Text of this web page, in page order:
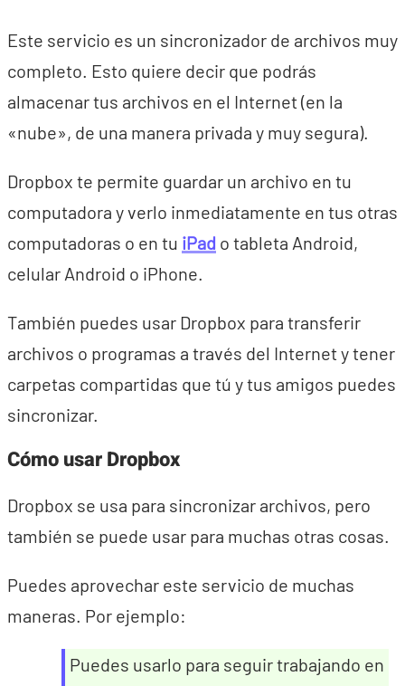
Este servicio es un sincronizador de archivos muy
completo. Esto quiere decir que podrás
almacenar tus archivos en el Internet (en la
«nube», de una manera privada y muy segura).
Dropbox te permite guardar un archivo en tu
computadora y verlo inmediatamente en tus otras
computadoras o en tu iPad o tableta Android,
celular Android o iPhone.
También puedes usar Dropbox para transferir
archivos o programas a través del Internet y tener
carpetas compartidas que tú y tus amigos puedes
sincronizar.
Cómo usar Dropbox
Dropbox se usa para sincronizar archivos, pero
también se puede usar para muchas otras cosas.
Puedes aprovechar este servicio de muchas
maneras. Por ejemplo:
Puedes usarlo para seguir trabajando en